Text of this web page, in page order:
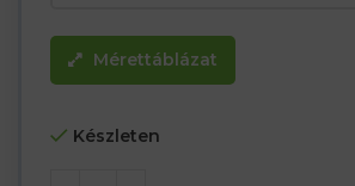
Mérettáblázat
Készleten